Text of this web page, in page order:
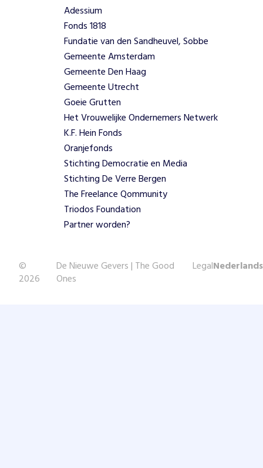
Adessium
Fonds 1818
Fundatie van den Sandheuvel, Sobbe
Gemeente Amsterdam
Gemeente Den Haag
Gemeente Utrecht
Goeie Grutten
Het Vrouwelijke Ondernemers Netwerk
K.F. Hein Fonds
Oranjefonds
Stichting Democratie en Media
Stichting De Verre Bergen
The Freelance Qommunity
Triodos Foundation
Partner worden?
©
2026
De Nieuwe Gevers | The Good
Ones
LegalNederlands